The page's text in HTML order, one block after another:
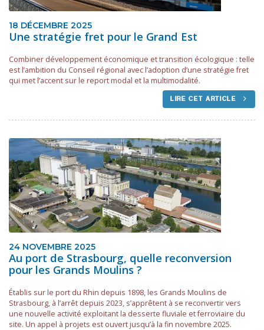
18 DÉCEMBRE 2025
Une stratégie fret pour le Grand Est
Combiner développement économique et transition écologique : telle
est l’ambition du Conseil régional avec l’adoption d’une stratégie fret
qui met l’accent sur le report modal et la multimodalité.
LIRE CET ARTICLE
24 NOVEMBRE 2025
Au port de Strasbourg, quelle reconversion
pour les Grands Moulins ?
Établis sur le port du Rhin depuis 1898, les Grands Moulins de
Strasbourg, à l’arrêt depuis 2023, s’apprêtent à se reconvertir vers
une nouvelle activité exploitant la desserte fluviale et ferroviaire du
site. Un appel à projets est ouvert jusqu’à la fin novembre 2025.